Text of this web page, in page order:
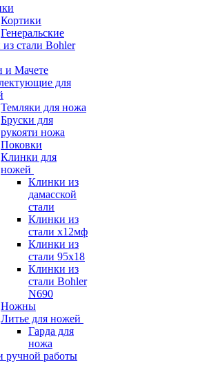
Кортики
Генеральские
стали Bohler
и Мачете
для
Темляки для ножа
Бруски для
рукояти ножа
Поковки
Клинки для
ножей
Клинки из
дамасской
стали
Клинки из
стали х12мф
Клинки из
стали 95х18
Клинки из
стали Bohler
N690
Ножны
Литье для ножей
Гарда для
ножа
ручной работы